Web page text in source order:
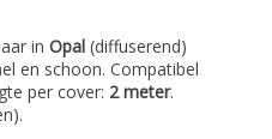
in Opal (diffuserend)
en schoon. Compatibel
per cover: 2 meter.